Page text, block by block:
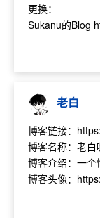
更换：
Sukanu的Blog
老白
博客链接：
博客名称：老白
博客介绍：一
博客头像：